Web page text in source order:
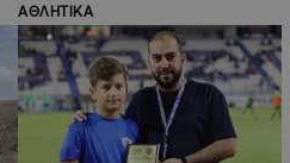
ΑΘΛΗΤΙΚΑ